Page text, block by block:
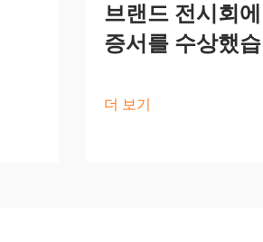
브랜드 전시회
증서를 수상했
더 보기